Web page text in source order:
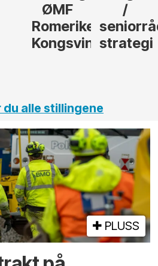
/
seniorrådgiver
strategi
til
i Gulen
du alle stillingene
PLUSS